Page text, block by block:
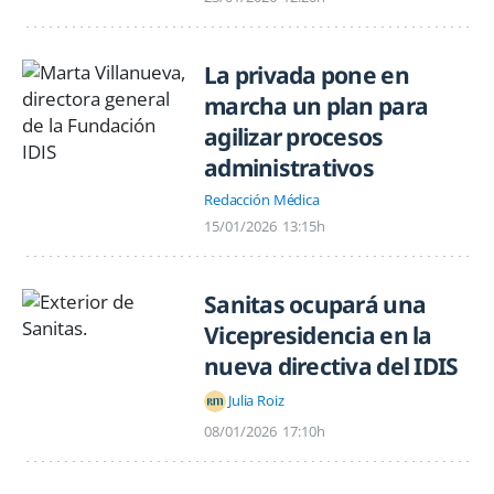
La privada pone en
marcha un plan para
agilizar procesos
administrativos
Redacción Médica
15/01/2026 13:15h
Sanitas ocupará una
Vicepresidencia en la
nueva directiva del IDIS
Julia Roiz
08/01/2026 17:10h